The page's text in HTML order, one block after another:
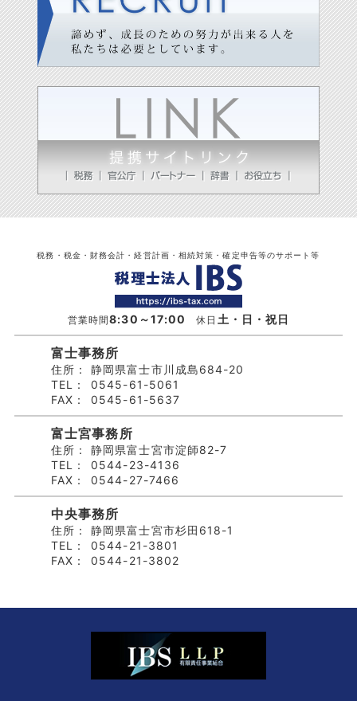
税務・税金・財務会計・経営計画・相続対策・確定申告等のサポート等
営業時間8:30～17:00 休日 土・日・祝日
富士事務所
住所：
静岡県富士市川成島684-20
TEL：
0545-61-5061
FAX：
0545-61-5637
富士宮事務所
住所：
静岡県富士宮市淀師82-7
TEL：
0544-23-4136
FAX：
0544-27-7466
中央事務所
住所：
静岡県富士宮市杉田618-1
TEL：
0544-21-3801
FAX：
0544-21-3802